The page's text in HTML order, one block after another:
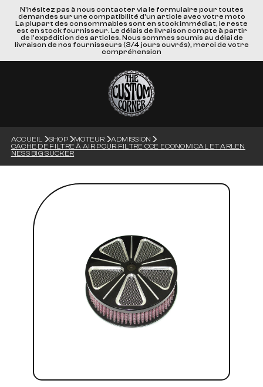
N'hésitez pas à nous contacter via le formulaire pour toutes
demandes sur une compatibilité d'un article avec votre moto
La plupart des consommables sont en stock immédiat, le reste
est en stock fournisseur. Le délais de livraison compte à partir
de l'expédition des articles. Nous sommes soumis au délai de
livraison de nos fournisseurs (3/4 jours ouvrés), merci de votre
compréhension
ACCUEIL SHOP MOTEUR
ADMISSION
CACHE DE FILTRE À AIR POUR FILTRE CCE ECONOMICAL ET ARLEN
NESS BIG SUCKER